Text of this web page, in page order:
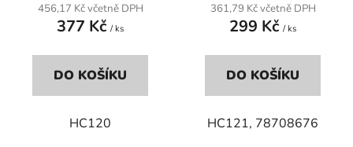
456,17 Kč včetně DPH
377 Kč / ks
DO KOŠÍKU
HC120
361,79 Kč včetně DPH
299 Kč / ks
DO KOŠÍKU
HC121, 78708676